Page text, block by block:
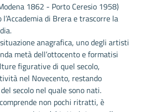
1862 - Porto Ceresio 1958)
di Brera e trascorre la
anagrafica, uno degli artisti
metà dell’ottocento e formatisi
figurative di quel secolo,
nel Novecento, restando
secolo nel quale sono nati.
non pochi ritratti, è